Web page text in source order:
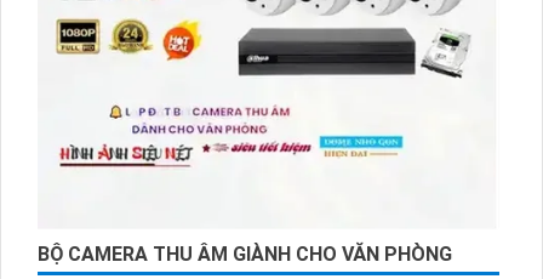
BỘ CAMERA THU ÂM GIÀNH CHO VĂN PHÒNG